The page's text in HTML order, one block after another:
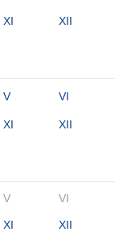
XI XII
V VI
XI XII
V VI
XI XII